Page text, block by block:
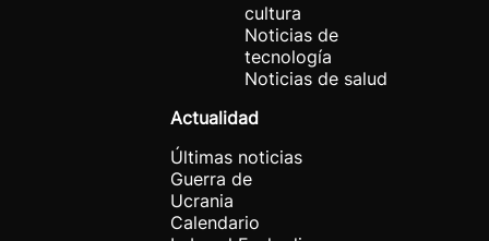
cultura
Noticias de
tecnología
Noticias de salud
Actualidad
Últimas noticias
Guerra de
Ucrania
Calendario